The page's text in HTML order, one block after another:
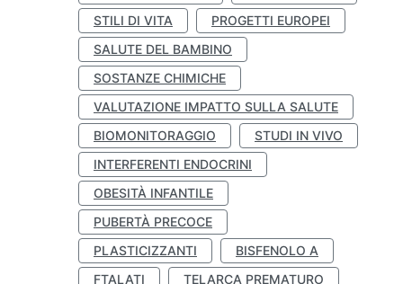
STILI DI VITA
PROGETTI EUROPEI
SALUTE DEL BAMBINO
SOSTANZE CHIMICHE
VALUTAZIONE IMPATTO SULLA SALUTE
BIOMONITORAGGIO
STUDI IN VIVO
INTERFERENTI ENDOCRINI
OBESITÀ INFANTILE
PUBERTÀ PRECOCE
PLASTICIZZANTI
BISFENOLO A
FTALATI
TELARCA PREMATURO